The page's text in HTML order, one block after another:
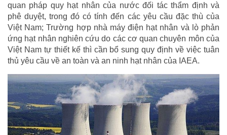
quan pháp quy hạt nhân của nước đối tác thẩm định và
phê duyệt, trong đó có tính đến các yêu cầu đặc thù của
Việt Nam; Trường hợp nhà máy điện hạt nhân và lò phản
ứng hạt nhân nghiên cứu do các cơ quan chuyên môn của
Việt Nam tự thiết kế thì cần bổ sung quy định về việc tuân
thủ yêu cầu về an toàn và an ninh hạt nhân của IAEA.